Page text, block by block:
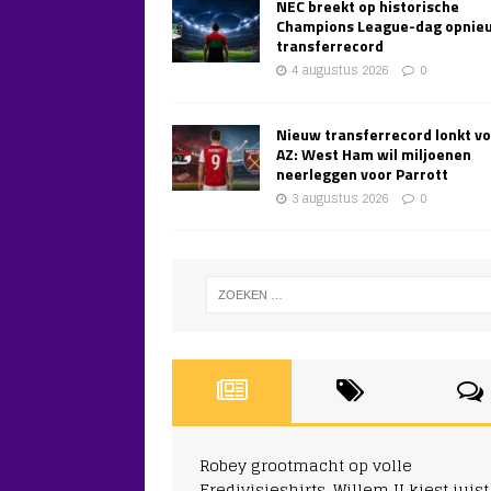
NEC breekt op historische
Champions League-dag
transferrecord
4 augustus 2026 0
Nieuw transferrecord lonkt
AZ: West Ham wil miljoenen
neerleggen voor Parrott
3 augustus 2026 0
Robey grootmacht op volle